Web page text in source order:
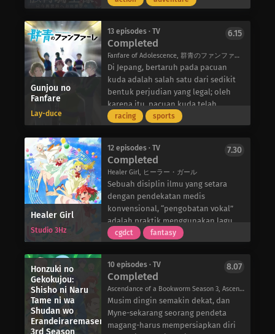
meskipun hanya sedikit.
tidak baik, Itsuka dan Nagomu secara
bertahap belajar lebih banyak
tentang satu sama lain, menyadari
bahwa mereka lebih mirip daripada
yang mereka duga. Terhubung oleh
kecintaan mereka yang sama
terhadap Ryokushou dan penganan
khasnya, hubungan mereka sebagai
lebih manis.
dilahirkan, dan dengan demikian,
untuk pindah ke klaster yang lebih
sesuai.
Pada siang hari, Equa, Ferres, dan
Martese adalah siswa sekolah
menengah biasa; tetapi pada malam
hari, mereka berperan sebagai
Ekstraktor – orang-orang yang
menyelundupkan warga sipil secara
berani untuk meninggalkan
segalanya, Equa dan teman-
temannya mempertaruhkan nyawa
mereka untuk memberi klien mereka
kesempatan kedua. Namun bahaya
ekstraksi mulai meningkat ketika
para moderator klaster menjadi
semakin sadar akan tindakan
mereka yang sempurna.
lingkungan barunya, tetapi segera
menyadari bahwa dia menggunakan
avatar kerangka yang dia pilih saat
membuat karakternya, yang
memaksanya untuk
menyembunyikan wajahnya untuk
menghindari perhatian yang tidak
diinginkan.
Luvierte, dengan harapan menjadi
seorang petualang dan melakukan
pencarian untuk mendapatkan uang.
Dengan kemampuannya yang luar
biasa, Arc memulai perjalanan yang
fantastis-menjelajahi berbagai
wilayah, menjarah berbagai monster,
dan membantu orang keluar dari
dapat segera melibatkannya dalam
konflik berskala besar yang akan
mengubah nasib dunia.
Gunjou no
Fanfare
Lay-duce
13 episodes · TV
Completed
Fanfare of Adolescence, 群青のファンファーレ
6.15
Di Jepang, bertaruh pada pacuan
kuda adalah salah satu dari sedikit
bentuk perjudian yang legal; oleh
karena itu, pacuan kuda telah
menjadi bagian yang menarik dari
dan berkompetisi dalam pacuan
kuda disebut joki-joki yang menjadi
cita-cita Yuu Arimura.
Terinspirasi setelah menyaksikan
pacuan kuda, idola berusia 15 tahun,
Yuu, mengejutkan seluruh negeri
ketika dia meninggalkan industri
hiburan untuk mendaftar di sekolah
Bersemangat untuk mengejar hasrat
terbarunya, dia secara bertahap
menjalin ikatan dengan teman
sekelas barunya-seperti Shun
Kazanami yang berbakat dan Amane
Grace yang percaya diri-yang masing-
racing sports
Healer Girl
Studio 3Hz
12 episodes · TV
Completed
Healer Girl, ヒーラー・ガール
7.30
Sebuah disiplin ilmu yang setara
dengan pendekatan medis
konvensional, “pengobatan vokal”
adalah praktik menggunakan lagu
untuk mengobati kondisi kesehatan
menguasai seni ini dan menjadi
“penyembuh” untuk membantu
orang lain melalui kekuatan suara
Di antara sekian banyak penyembuh
yang sedang berlatih adalah Kana
cgdct fantasy
Honzuki no
Gekokujou:
Shisho ni Naru
Tame ni wa
Shudan wo
Erandeiraremasen
3rd Season
10 episodes · TV
Completed
Ascendance of a Bookworm Season 3, Ascendance of a Bookworm 3rd Season, 本好きの下剋上 ～司書になるためには手段を選んでいられません～ 第3期
8.07
Musim dingin semakin dekat, dan
Myne-sekarang seorang pendeta
magang-harus mempersiapkan diri